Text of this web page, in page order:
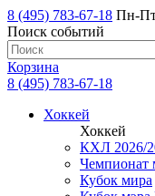
8 (495) 783-67-18 Пн-
Поиск событий
Корзина
8 (495) 783-67-18
Хоккей
Хоккей
КХЛ 2026/
Чемпионат
Кубок мира